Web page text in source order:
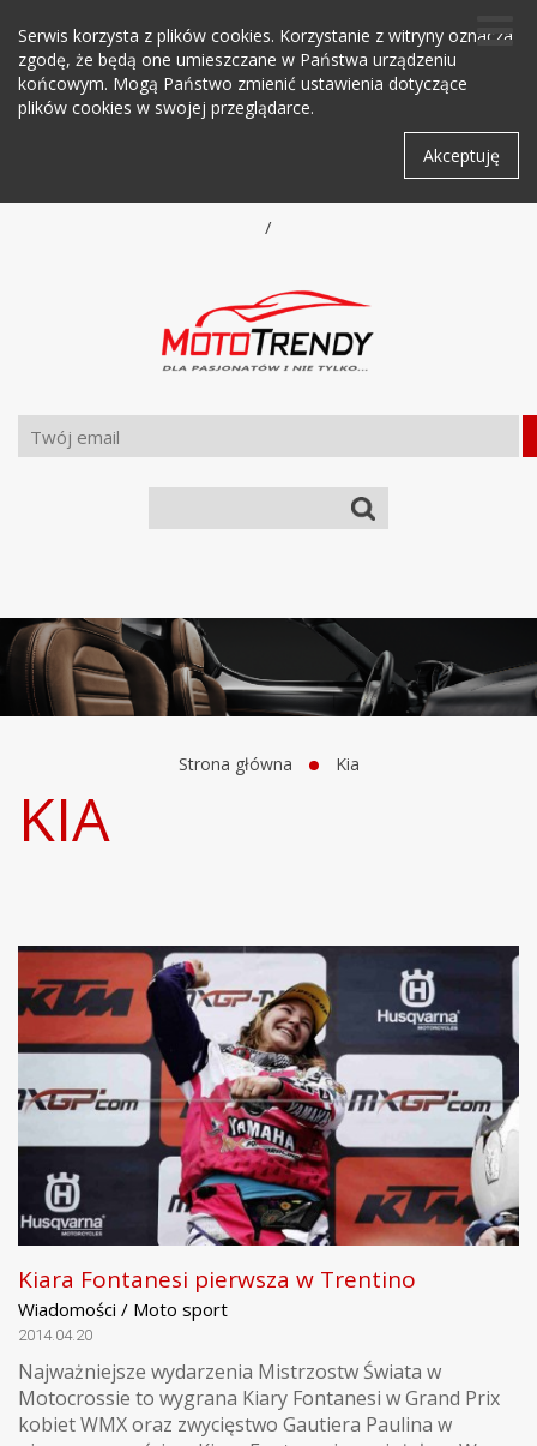
Serwis korzysta z plików cookies. Korzystanie z witryny oznacza
zgodę, że będą one umieszczane w Państwa urządzeniu
końcowym. Mogą Państwo zmienić ustawienia dotyczące
plików cookies w swojej przeglądarce.
Akceptuję
/
Strona główna Kia
KIA
Kiara Fontanesi pierwsza w Trentino
Wiadomości / Moto sport
2014.04.20
Najważniejsze wydarzenia Mistrzostw Świata w
Motocrossie to wygrana Kiary Fontanesi w Grand Prix
kobiet WMX oraz zwycięstwo Gautiera Paulina w